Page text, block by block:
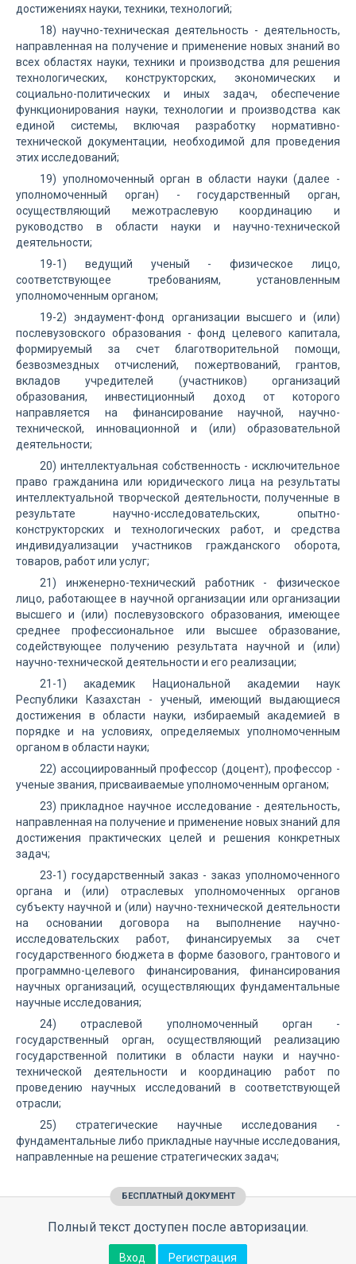
достижениях науки, техники, технологий;
18) научно-техническая деятельность - деятельность,
направленная на получение и применение новых знаний во
всех областях науки, техники и производства для решения
технологических, конструкторских, экономических и
социально-политических и иных задач, обеспечение
функционирования науки, технологии и производства как
единой системы, включая разработку нормативно-
технической документации, необходимой для проведения
этих исследований;
19) уполномоченный орган в области науки (далее -
уполномоченный орган) - государственный орган,
осуществляющий межотраслевую координацию и
руководство в области науки и научно-технической
деятельности;
19-1) ведущий ученый - физическое лицо,
соответствующее требованиям, установленным
уполномоченным органом;
19-2) эндаумент-фонд организации высшего и (или)
послевузовского образования - фонд целевого капитала,
формируемый за счет благотворительной помощи,
безвозмездных отчислений, пожертвований, грантов,
вкладов учредителей (участников) организаций
образования, инвестиционный доход от которого
направляется на финансирование научной, научно-
технической, инновационной и (или) образовательной
деятельности;
20) интеллектуальная собственность - исключительное
право гражданина или юридического лица на результаты
интеллектуальной творческой деятельности, полученные в
результате научно-исследовательских, опытно-
конструкторских и технологических работ, и средства
индивидуализации участников гражданского оборота,
товаров, работ или услуг;
21) инженерно-технический работник - физическое
лицо, работающее в научной организации или организации
высшего и (или) послевузовского образования, имеющее
среднее профессиональное или высшее образование,
содействующее получению результата научной и (или)
научно-технической деятельности и его реализации;
21-1) академик Национальной академии наук
Республики Казахстан - ученый, имеющий выдающиеся
достижения в области науки, избираемый академией в
порядке и на условиях, определяемых уполномоченным
органом в области науки;
22) ассоциированный профессор (доцент), профессор -
ученые звания, присваиваемые уполномоченным органом;
23) прикладное научное исследование - деятельность,
направленная на получение и применение новых знаний для
достижения практических целей и решения конкретных
задач;
23-1) государственный заказ - заказ уполномоченного
органа и (или) отраслевых уполномоченных органов
субъекту научной и (или) научно-технической деятельности
на основании договора на выполнение научно-
исследовательских работ, финансируемых за счет
государственного бюджета в форме базового, грантового и
программно-целевого финансирования, финансирования
научных организаций, осуществляющих фундаментальные
научные исследования;
24) отраслевой уполномоченный орган -
государственный орган, осуществляющий реализацию
государственной политики в области науки и научно-
технической деятельности и координацию работ по
проведению научных исследований в соответствующей
отрасли;
25) стратегические научные исследования -
фундаментальные либо прикладные научные исследования,
направленные на решение стратегических задач;
БЕСПЛАТНЫЙ ДОКУМЕНТ
Полный текст доступен после авторизации.
Вход Регистрация